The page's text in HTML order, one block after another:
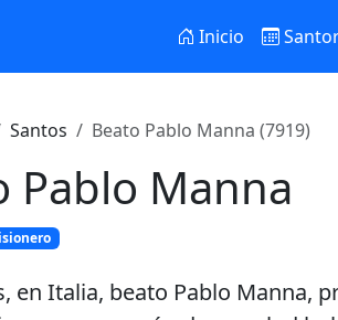
Inicio
Santos Beato Pablo Manna (7919)
Pablo Manna
en Italia, beato Pablo